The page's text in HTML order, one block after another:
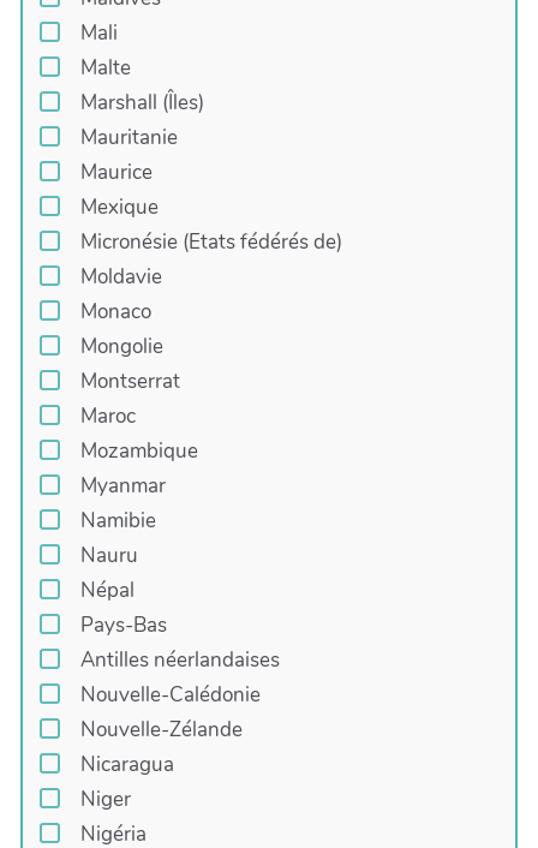
Mali
Malte
Marshall (Îles)
Mauritanie
Maurice
Mexique
Micronésie (Etats fédérés de)
Moldavie
Monaco
Mongolie
Montserrat
Maroc
Mozambique
Myanmar
Namibie
Nauru
Népal
Pays-Bas
Antilles néerlandaises
Nouvelle-Calédonie
Nouvelle-Zélande
Nicaragua
Niger
Nigéria